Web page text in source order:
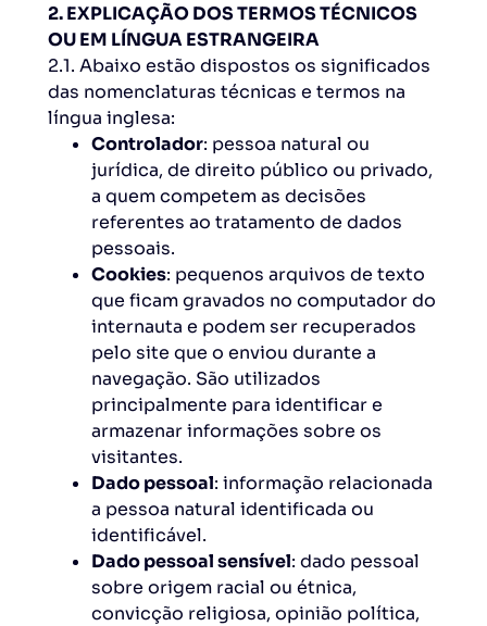
2. EXPLICAÇÃO DOS TERMOS TÉCNICOS
OU EM LÍNGUA ESTRANGEIRA
2.1. Abaixo estão dispostos os significados
das nomenclaturas técnicas e termos na
língua inglesa:
Controlador: pessoa natural ou
jurídica, de direito público ou privado,
a quem competem as decisões
referentes ao tratamento de dados
pessoais.
Cookies: pequenos arquivos de texto
que ficam gravados no computador do
internauta e podem ser recuperados
pelo site que o enviou durante a
navegação. São utilizados
principalmente para identificar e
armazenar informações sobre os
visitantes.
Dado pessoal: informação relacionada
a pessoa natural identificada ou
identificável.
Dado pessoal sensível: dado pessoal
sobre origem racial ou étnica,
convicção religiosa, opinião política,